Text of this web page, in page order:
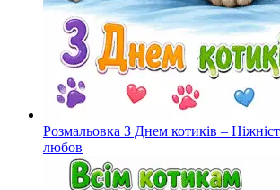
Розмальовка З Днем котиків –
любов